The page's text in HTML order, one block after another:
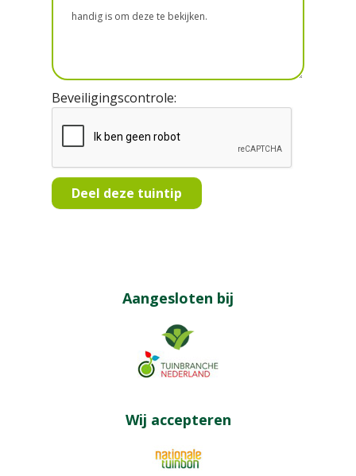
Beveiligingscontrole:
Aangesloten bij
Wij accepteren